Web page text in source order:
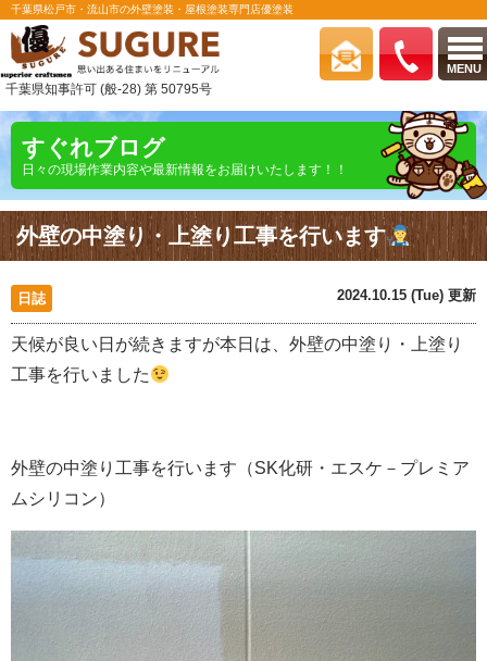
MENU
千葉県松戸市・流山市の外壁塗装・屋根塗装専門店優塗装
千葉県知事許可 (般-28) 第 50795号
すぐれブログ
日々の現場作業内容や最新情報をお届けいたします！！
外壁の中塗り・上塗り工事を行います
日誌 2024.10.15 (Tue) 更新
天候が良い日が続きますが本日は、外壁の中塗り・上塗り
工事を行いました
外壁の中塗り工事を行います（SK化研・エスケ－プレミア
ムシリコン）